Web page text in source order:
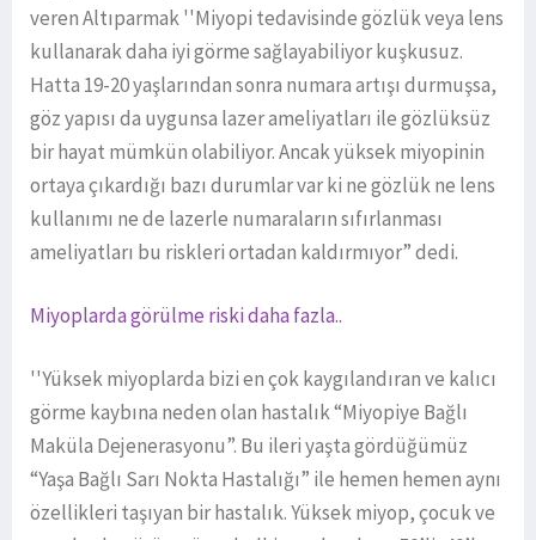
veren Altıparmak ''Miyopi tedavisinde gözlük veya lens
kullanarak daha iyi görme sağlayabiliyor kuşkusuz.
Hatta 19-20 yaşlarından sonra numara artışı durmuşsa,
göz yapısı da uygunsa lazer ameliyatları ile gözlüksüz
bir hayat mümkün olabiliyor. Ancak yüksek miyopinin
ortaya çıkardığı bazı durumlar var ki ne gözlük ne lens
kullanımı ne de lazerle numaraların sıfırlanması
ameliyatları bu riskleri ortadan kaldırmıyor” dedi.
Miyoplarda görülme riski daha fazla..
''Yüksek miyoplarda bizi en çok kaygılandıran ve kalıcı
görme kaybına neden olan hastalık “Miyopiye Bağlı
Maküla Dejenerasyonu”. Bu ileri yaşta gördüğümüz
“Yaşa Bağlı Sarı Nokta Hastalığı” ile hemen hemen aynı
özellikleri taşıyan bir hastalık. Yüksek miyop, çocuk ve